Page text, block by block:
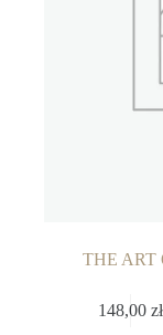
THE ART
148,00zł